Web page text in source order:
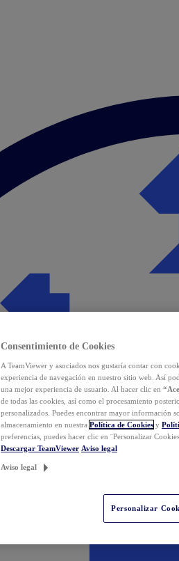
Consentimiento de Cookies
A TeamViewer y asociados nos gustaría contar con
experiencia de navegación en nuestro sitio web. Así
una mejor experiencia de usuario. Al hacer clic en
de todas las cookies, así como el procesamiento
personalizados. Puedes encontrar mayor información
almacenamiento en nuestra Política de Cookies y
preferencias, puedes hacer clic en ¨Personalizar
Descargar TeamViewer Aviso legal
Aviso legal
Personalizar